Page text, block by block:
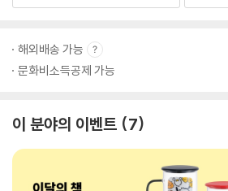
해외배송 가능
문화비소득공제 가능
이 분야의 이벤트 7